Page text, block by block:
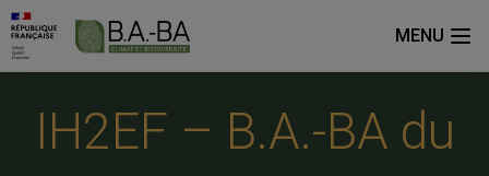
MENU
IH2EF – B.A.-BA du